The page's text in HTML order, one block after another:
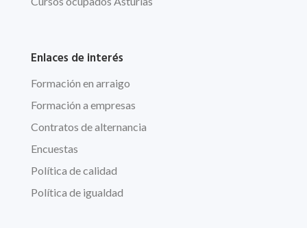
Enlaces de interés
Formación en arraigo
Formación a empresas
Contratos de alternancia
Encuestas
Política de calidad
Política de igualdad